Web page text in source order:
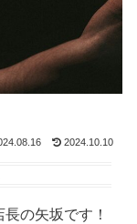
2024.10.10
の矢坂です！